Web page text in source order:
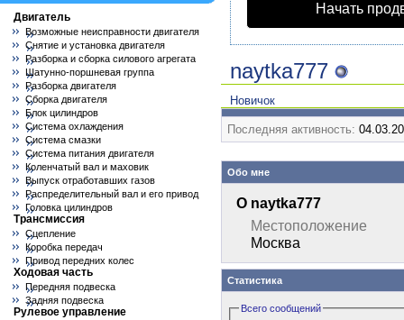
Двигатель
Возможные неисправности двигателя
Снятие и установка двигателя
Разборка и сборка силового агрегата
Шатунно-поршневая группа
Разборка двигателя
Сборка двигателя
Блок цилиндров
Система охлаждения
Система смазки
Система питания двигателя
Коленчатый вал и маховик
Выпуск отработавших газов
Распределительный вал и его привод
Головка цилиндров
Трансмиссия
Сцепление
Коробка передач
Привод передних колес
Ходовая часть
Передняя подвеска
Задняя подвеска
Рулевое управление
Начать
naytka777
Новичок
Последняя активность:
Обо мне
О naytka777
Местоположение
Москва
Статистика
Всего сообщений